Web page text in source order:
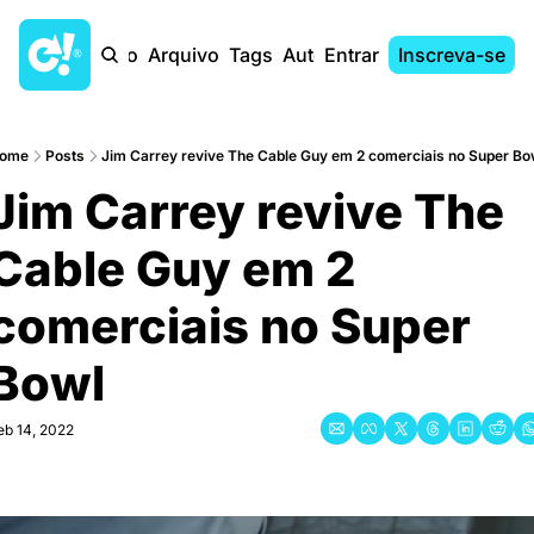
Início Arquivo Tags AutoresEntrar Inscreva-se
Posts Jim Carrey revive The Cable Guy em 2 comerciais no Super
Carrey revive The
Guy em 2
no Super
14, 2022